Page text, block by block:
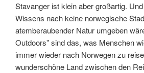
Stavanger ist klein aber großartig.
Wissens nach keine norwegische
atemberaubender Natur umgeben
Outdoors” sind das, was Menschen
immer wieder nach Norwegen zu
wunderschöne Land zwischen den